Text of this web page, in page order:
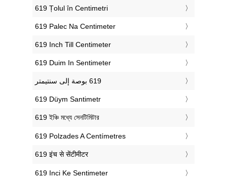
‎619 Țolul în Centimetri
‎619 Palec Na Centimeter
‎619 Inch Till Centimeter
‎619 Duim In Sentimeter
‎619 Düym Santimetr
‎619 ইঞ্চি মধ্যে সেনটিমিটার
‎619 Polzades A Centímetres
‎619 इंच से सेंटीमीटर
‎619 Inci Ke Sentimeter